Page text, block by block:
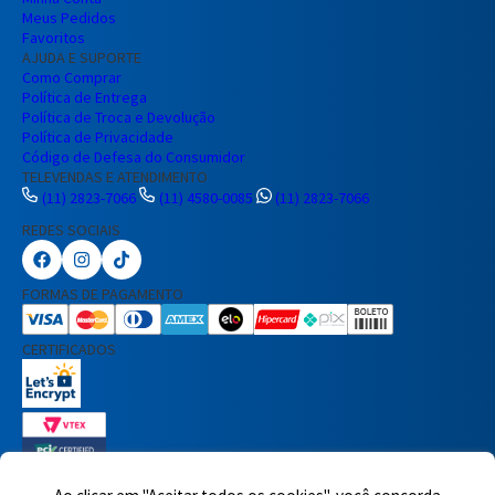
Meus Pedidos
Favoritos
AJUDA E SUPORTE
Como Comprar
Política de Entrega
Política de Troca e Devolução
Política de Privacidade
Código de Defesa do Consumidor
TELEVENDAS E ATENDIMENTO
(11) 2823-7066
(11) 4580-0085
(11) 2823-7066
REDES SOCIAIS
FORMAS DE PAGAMENTO
CERTIFICADOS
Nome Completo